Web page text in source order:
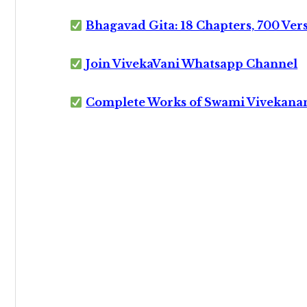
Bhagavad Gita: 18 Chapters, 700
Join VivekaVani Whatsapp Channel
Complete Works of Swami